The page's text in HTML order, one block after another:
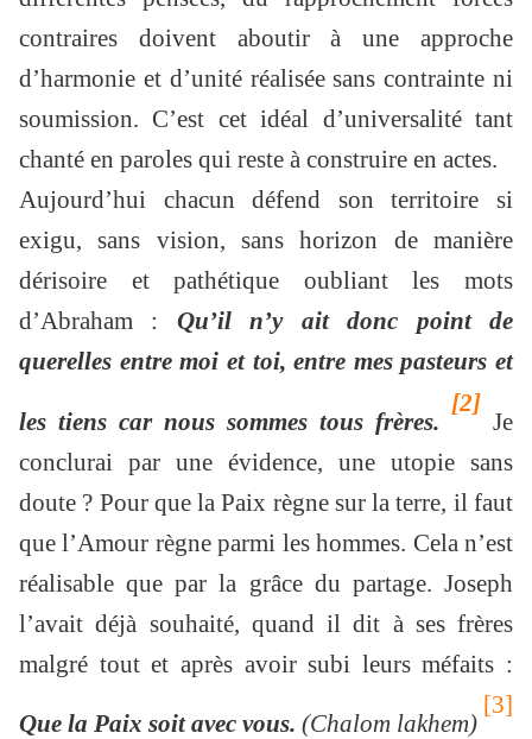
contraires doivent aboutir à une approche
d’harmonie et d’unité réalisée sans contrainte ni
soumission. C’est cet idéal d’universalité tant
chanté en paroles qui reste à construire en actes.
Aujourd’hui chacun défend son territoire si
exigu, sans vision, sans horizon de manière
dérisoire et pathétique oubliant les mots
d’Abraham : Qu’il n’y ait donc point de
querelles entre moi et toi, entre mes pasteurs et
les tiens car nous sommes tous frères.
[2]
Je
conclurai par une évidence, une utopie sans
doute ? Pour que la Paix règne sur la terre, il faut
que l’Amour règne parmi les hommes. Cela n’est
réalisable que par la grâce du partage. Joseph
l’avait déjà souhaité, quand il dit à ses frères
malgré tout et après avoir subi leurs méfaits :
Que la Paix soit avec vous. (Chalom lakhem)
[3]